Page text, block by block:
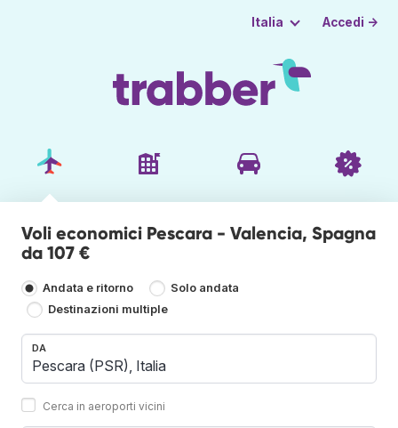
Italia Accedi →
Voli economici Pescara - Valencia, Spagna
da 107 €
Andata e ritorno
Solo andata
Destinazioni multiple
DA
Cerca in aeroporti vicini